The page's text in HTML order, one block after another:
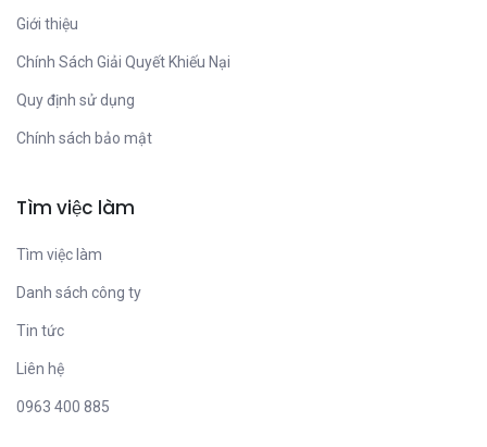
Giới thiệu
Chính Sách Giải Quyết Khiếu Nại
Quy định sử dụng
Chính sách bảo mật
Tìm việc làm
Tìm việc làm
Danh sách công ty
Tin tức
Liên hệ
0963 400 885